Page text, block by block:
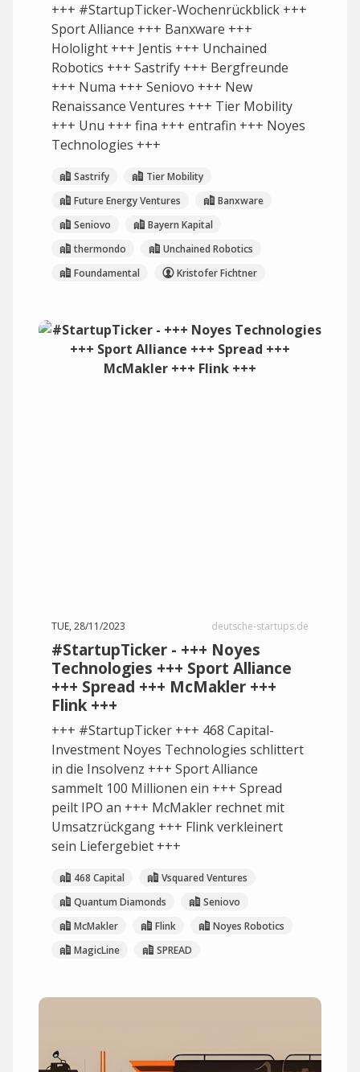
+++ #StartupTicker-Wochenrückblick +++
Sport Alliance +++ Banxware +++
Hololight +++ Jentis +++ Unchained
Robotics +++ Sastrify +++ Bergfreunde
+++ Numa +++ Seniovo +++ New
Renaissance Ventures +++ Tier Mobility
+++ Unu +++ fina +++ entrafin +++ Noyes
Technologies +++
Sastrify
Tier Mobility
Future Energy Ventures
Banxware
Seniovo
Bayern Kapital
thermondo
Unchained Robotics
Foundamental
Kristofer Fichtner
TUE, 28/11/2023 deutsche-startups.de
#StartupTicker - +++ Noyes
Technologies +++ Sport Alliance
+++ Spread +++ McMakler +++
Flink +++
+++ #StartupTicker +++ 468 Capital-
Investment Noyes Technologies schlittert
in die Insolvenz +++ Sport Alliance
sammelt 100 Millionen ein +++ Spread
peilt IPO an +++ McMakler rechnet mit
Umsatzrückgang +++ Flink verkleinert
sein Liefergebiet +++
468 Capital
Vsquared Ventures
Quantum Diamonds
Seniovo
McMakler
Flink
Noyes Robotics
MagicLine
SPREAD